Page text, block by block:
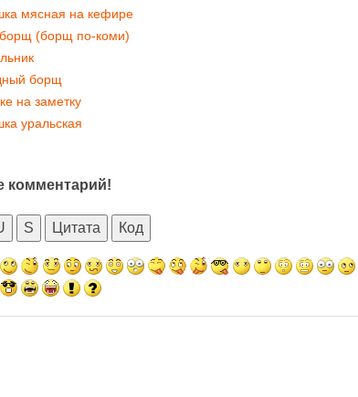
мясная на кефире
(борщ по-коми)
борщ
на заметку
уральская
комментарий!
S Цитата Код